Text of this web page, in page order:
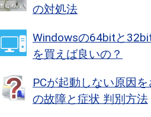
の対処法
Windowsの64bitと
を買えば良いの？
PCが起動しない原因
の故障と症状 判別方法